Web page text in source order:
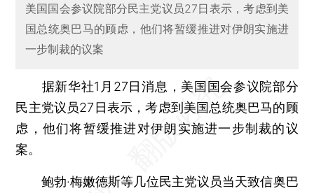
美国国会参议院部分民主党议员27日表示，考虑到美
国总统奥巴马的顾虑，他们将暂缓推进对伊朗实施进
一步制裁的议案
据新华社1月27日消息，美国国会参议院部分
民主党议员27日表示，考虑到美国总统奥巴马的顾
虑，他们将暂缓推进对伊朗实施进一步制裁的议
案。
鲍勃·梅嫩德斯等几位民主党议员当天致信奥巴